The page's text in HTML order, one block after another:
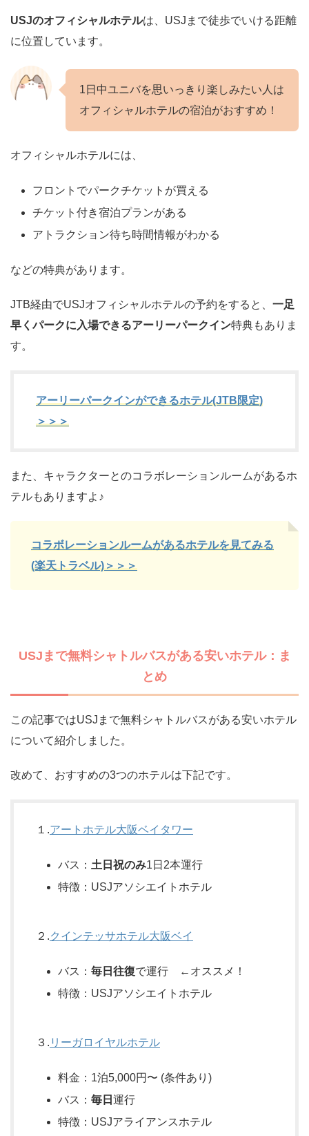
USJのオフィシャルホテルは、USJまで徒歩でいける距離
に位置しています。
1日中ユニバを思いっきり楽しみたい人は
オフィシャルホテルの宿泊がおすすめ！
オフィシャルホテルには、
フロントでパークチケットが買える
チケット付き宿泊プランがある
アトラクション待ち時間情報がわかる
などの特典があります。
JTB経由でUSJオフィシャルホテルの予約をすると、 一足
早くパークに入場できるアーリーパークイン特典もありま
す。
アーリーパークインができるホテル(JTB限定)
＞＞＞
また、キャラクターとのコラボレーションルームがあるホ
テルもありますよ♪
コラボレーションルームがあるホテルを見てみる
(楽天トラベル)＞＞＞
USJまで無料シャトルバスがある安いホテル：ま
とめ
この記事ではUSJまで無料シャトルバスがある安いホテル
について紹介しました。
改めて、おすすめの3つのホテルは下記です。
１.アートホテル大阪ベイタワー
バス： 土日祝のみ1日2本運行
特徴：USJアソシエイトホテル
２.クインテッサホテル大阪ベイ
バス： 毎日往復で運行 ←オススメ！
特徴：USJアソシエイトホテル
３. リーガロイヤルホテル
料金：1泊5,000円〜 (条件あり)
バス： 毎日 運行
特徴：USJアライアンスホテル